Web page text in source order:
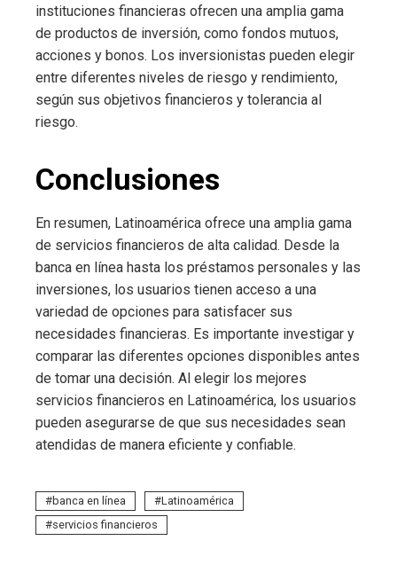
instituciones financieras ofrecen una amplia gama
de productos de inversión, como fondos mutuos,
acciones y bonos. Los inversionistas pueden elegir
entre diferentes niveles de riesgo y rendimiento,
según sus objetivos financieros y tolerancia al
riesgo.
Conclusiones
En resumen, Latinoamérica ofrece una amplia gama
de servicios financieros de alta calidad. Desde la
banca en línea hasta los préstamos personales y las
inversiones, los usuarios tienen acceso a una
variedad de opciones para satisfacer sus
necesidades financieras. Es importante investigar y
comparar las diferentes opciones disponibles antes
de tomar una decisión. Al elegir los mejores
servicios financieros en Latinoamérica, los usuarios
pueden asegurarse de que sus necesidades sean
atendidas de manera eficiente y confiable.
banca en línea
Latinoamérica
servicios financieros